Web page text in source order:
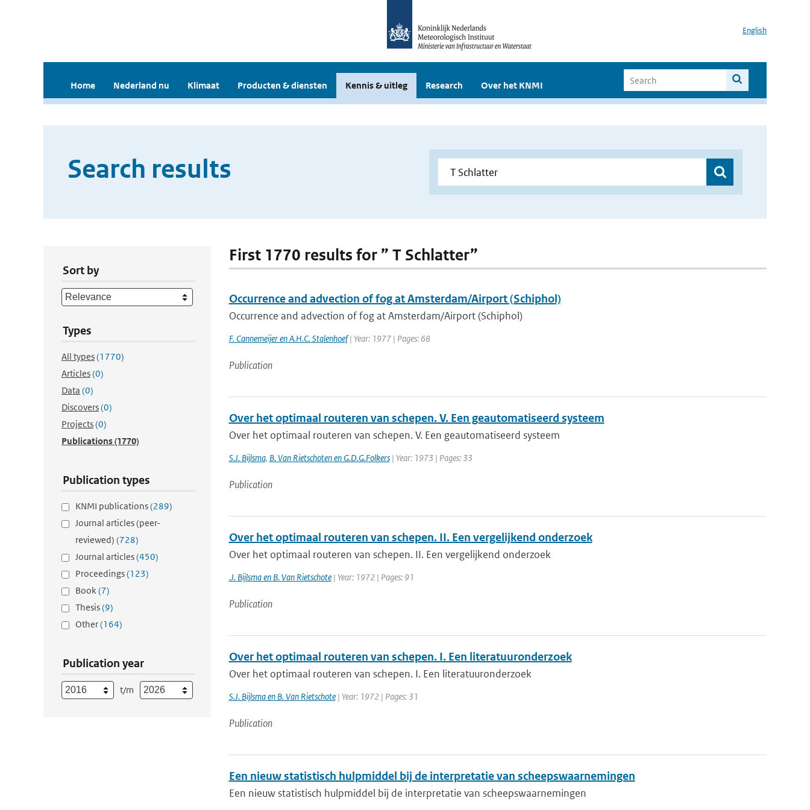
English
Home Nederland nu Klimaat Producten & diensten Kennis & uitleg Research Over het KNMI
Search results
Sort by
Types
All types(1770)
Articles(0)
Data (0)
Discovers(0)
Projects(0)
Publications(1770)
Publication types
KNMI publications(289)
Journal articles (peer-
reviewed) (728)
Journal articles(450)
Proceedings(123)
Book(7)
Thesis(9)
Other(164)
Publication year
t/m
First 1770 results for ” T Schlatter”
Occurrence and advection of fog at Amsterdam/Airport (Schiphol)
Occurrence and advection of fog at Amsterdam/Airport (Schiphol)
F. Cannemeijer en A.H.C. Stalenhoef| Year: 1977 | Pages: 68
Publication
Over het optimaal routeren van schepen. V. Een geautomatiseerd systeem
Over het optimaal routeren van schepen. V. Een geautomatiseerd systeem
S.J. Bijlsma, B. Van Rietschoten en G.D.G.Folkers| Year: 1973 | Pages: 33
Publication
Over het optimaal routeren van schepen. II. Een vergelijkend onderzoek
Over het optimaal routeren van schepen. II. Een vergelijkend onderzoek
.J. Bijlsma en B. Van Rietschote| Year: 1972 | Pages: 91
Publication
Over het optimaal routeren van schepen. I. Een literatuuronderzoek
Over het optimaal routeren van schepen. I. Een literatuuronderzoek
S.J. Bijlsma en B. Van Rietschote| Year: 1972 | Pages: 31
Publication
Een nieuw statistisch hulpmiddel bij de interpretatie van scheepswaarnemingen
Een nieuw statistisch hulpmiddel bij de interpretatie van scheepswaarnemingen